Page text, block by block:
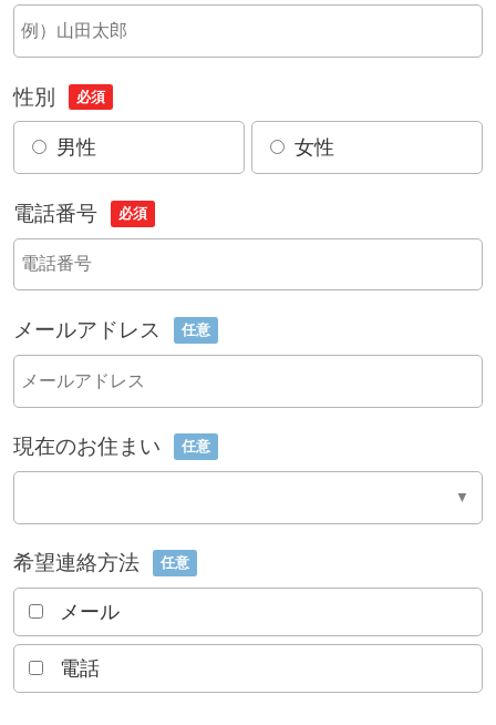
性別 必須
男性 女性
電話番号 必須
メールアドレス 任意
現在のお住まい 任意
希望連絡方法 任意
メール
電話